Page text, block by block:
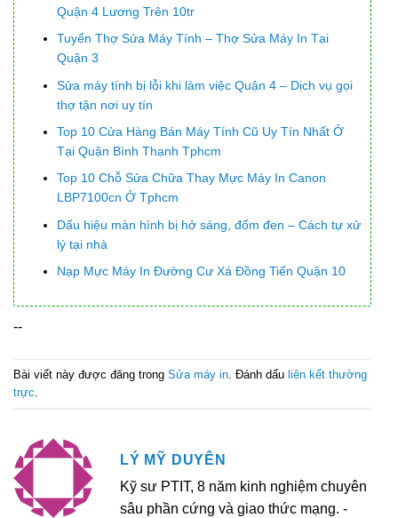
Quận 4 Lương Trên 10tr
Tuyển Thợ Sửa Máy Tính – Thợ Sửa Máy In Tại
Quận 3
Sửa máy tính bị lỗi khi làm việc Quận 4 – Dịch vụ gọi
thợ tận nơi uy tín
Top 10 Cửa Hàng Bán Máy Tính Cũ Uy Tín Nhất Ở
Tại Quận Bình Thạnh Tphcm
Top 10 Chỗ Sửa Chữa Thay Mực Máy In Canon
LBP7100cn Ở Tphcm
Dấu hiệu màn hình bị hở sáng, đốm đen – Cách tự xử
lý tại nhà
Nạp Mực Máy In Đường Cư Xá Đồng Tiến Quận 10
--
Bài viết này được đăng trong Sửa máy in . Đánh dấu liên kết thường
trực
LÝ MỸ DUYÊN
Kỹ sư PTIT, 8 năm kinh nghiệm chuyên
sâu phần cứng và giao thức mạng. -